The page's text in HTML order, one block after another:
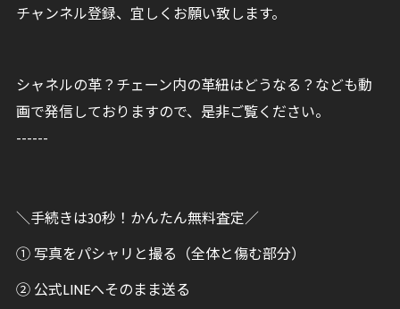
チャンネル登録、宜しくお願い致します。
シャネルの革？チェーン内の革紐はどうなる？なども動
画で発信しておりますので、是非ご覧ください。
------
＼手続きは30秒！かんたん無料査定／
① 写真をパシャリと撮る（全体と傷む部分）
② 公式LINEへそのまま送る